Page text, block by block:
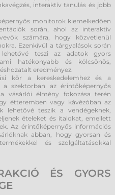
interaktív tanulás és jobb
monitorok kiemelkedően
során, ahol az interaktív
számára, hogy közvetlenül
Ezenkívül a tárgyalások során
teszi az adatok gyors
hatékonyabb és kölcsönös,
eredményez.
kör a kereskedelemhez és a
szektorban az érintőképernyős
vásárlói élmény fokozása terén
étteremben vagy kávézóban az
lehetővé teszik a vendégeknek,
ételeket és italokat, emellett
Az érintőképernyős információs
abban, hogy gyorsan és
és szolgáltatásokkal
ÉS GYORS